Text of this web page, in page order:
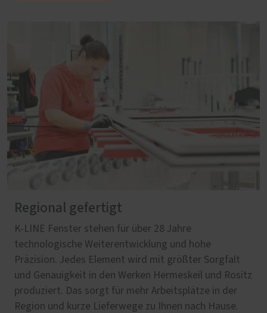
Regional gefertigt
K-LINE Fenster stehen für über 28 Jahre
technologische Weiterentwicklung und hohe
Präzision. Jedes Element wird mit größter Sorgfalt
und Genauigkeit in den Werken Hermeskeil und Rositz
produziert. Das sorgt für mehr Arbeitsplätze in der
Region und kurze Lieferwege zu Ihnen nach Hause.